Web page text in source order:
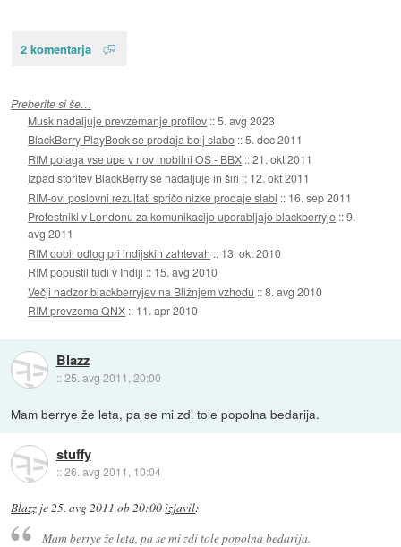
2 komentarja
Preberite si še…
Musk nadaljuje prevzemanje profilov ::5. avg 2023
BlackBerry PlayBook se prodaja bolj slabo ::5. dec 2011
RIM polaga vse upe v nov mobilni OS - BBX ::21. okt 2011
Izpad storitev BlackBerry se nadaljuje in širi :: 12. okt 2011
RIM-ovi poslovni rezultati spričo nizke prodaje slabi :: 16. sep 2011
Protestniki v Londonu za komunikacijo uporabljajo blackberryje ::9.
avg 2011
RIM dobil odlog pri indijskih zahtevah :: 13. okt 2010
RIM popustil tudi v Indiji :: 15. avg 2010
Večji nadzor blackberryjev na Bližnjem vzhodu ::8. avg 2010
RIM prevzema QNX :: 11. apr 2010
Blazz
::25. avg 2011, 20:00
Mam berrye že leta, pa se mi zdi tole popolna bedarija.
stuffy
::26. avg 2011, 10:04
Blazz je25. avg 2011 ob 20:00izjavil:
Mam berrye že leta, pa se mi zdi tole popolna bedarija.